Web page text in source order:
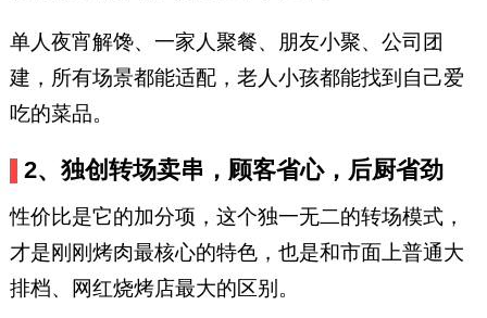
单人夜宵解馋、一家人聚餐、朋友小聚、公司团
建，所有场景都能适配，老人小孩都能找到自己爱
吃的菜品。
2、独创转场卖串，顾客省心，后厨省劲
性价比是它的加分项，这个独一无二的转场模式，
才是刚刚烤肉最核心的特色，也是和市面上普通大
排档、网红烧烤店最大的区别。